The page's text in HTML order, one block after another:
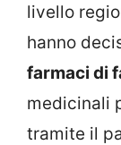
livello
hanno
farmaci di
medicinali
tramite il